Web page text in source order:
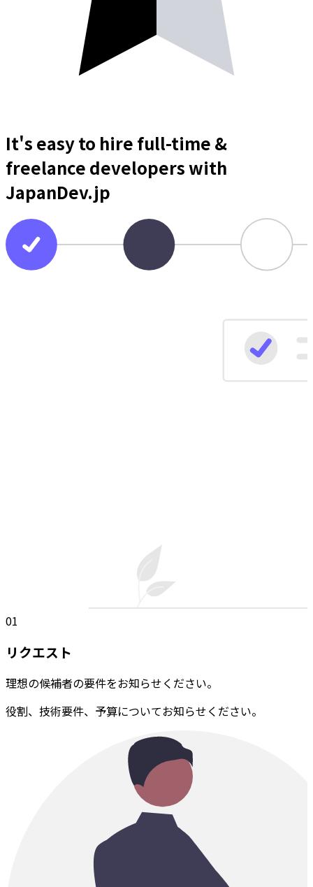
It's easy to hire full-time &
freelance developerswith
JapanDev.jp
01
リクエスト
理想の候補者の要件をお知らせください。
役割、技術要件、予算についてお知らせください。